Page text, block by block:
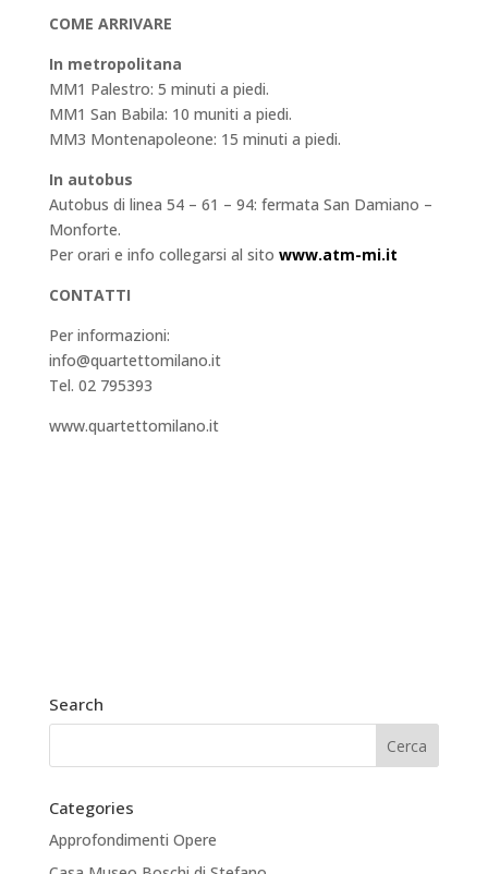
COME ARRIVARE
In metropolitana
MM1 Palestro: 5 minuti a piedi.
MM1 San Babila: 10 muniti a piedi.
MM3 Montenapoleone: 15 minuti a piedi.
In autobus
Autobus di linea 54 – 61 – 94: fermata San Damiano –
Monforte.
Per orari e info collegarsi al sito www.atm-mi.it
CONTATTI
Per informazioni:
info@quartettomilano.it
Tel. 02 795393
www.quartettomilano.it
Search
Categories
Approfondimenti Opere